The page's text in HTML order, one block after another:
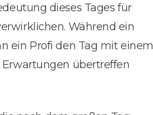
dieses Tages für
Während ein
ein Profi den Tag mit einem
übertreffen